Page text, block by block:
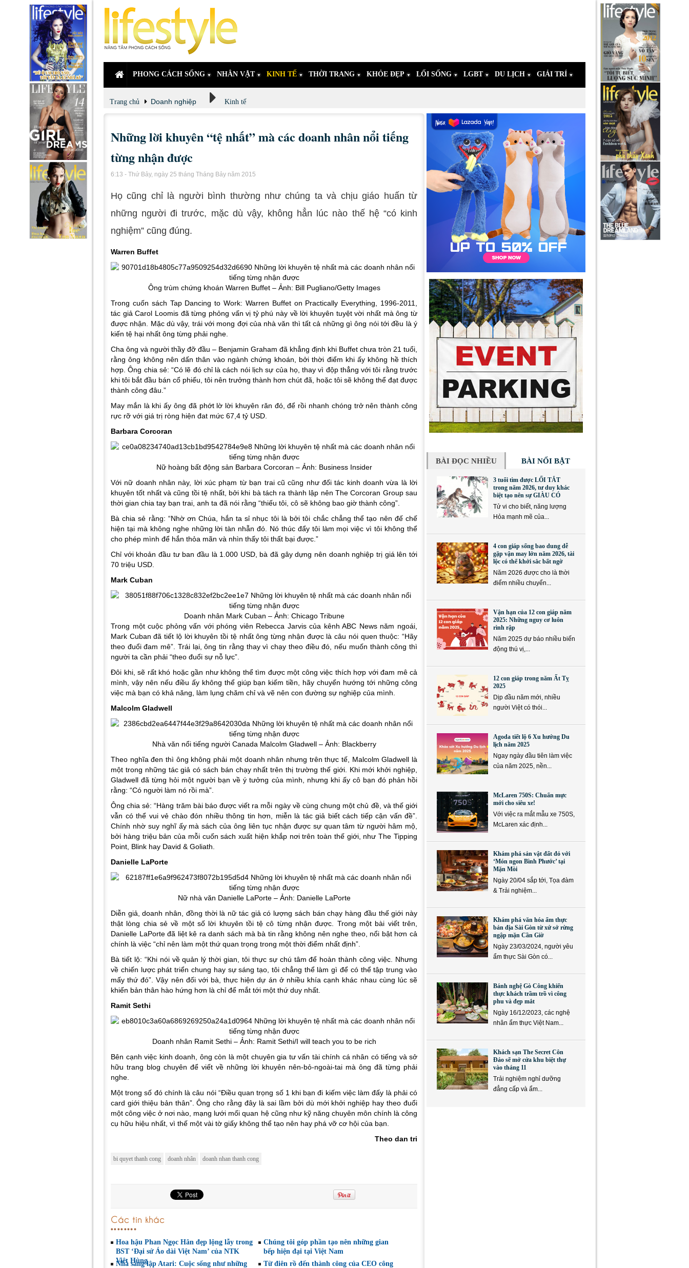
PHONG CÁCH SỐNG NHÂN VẬT KINH TẾ THỜI TRANG KHỎE ĐẸP LỐI SỐNG LGBT DU LỊCH GIẢI TRÍ
Trang chủ Doanh nghiệp Kinh tế
Những lời khuyên “tệ nhất” mà các doanh nhân nổi tiếng
từng nhận được
6:13 - Thứ Bảy, ngày 25 tháng Tháng Bảy năm 2015
Họ cũng chỉ là người bình thường như chúng ta và chịu giáo huấn từ
những người đi trước, mặc dù vậy, không hẳn lúc nào thế hệ “có kinh
nghiệm” cũng đúng.
Warren Buffet
Ông trùm chứng khoán Warren Buffet – Ảnh: Bill Pugliano/Getty Images
Trong cuốn sách Tap Dancing to Work: Warren Buffet on Practically Everything, 1996-2011,
tác giả Carol Loomis đã từng phỏng vấn vị tỷ phú này về lời khuyên tuyệt vời nhất mà ông từ
được nhận. Mặc dù vậy, trái với mong đợi của nhà văn thì tất cả những gì ông nói tới đều là ý
kiến tệ hại nhất ông từng phải nghe.
Cha ông và người thầy đỡ đầu – Benjamin Graham đã khẳng định khi Buffet chưa tròn 21 tuổi,
rằng ông không nên dấn thân vào ngành chứng khoán, bởi thời điểm khi ấy không hề thích
hợp. Ông chia sẻ: “Có lẽ đó chỉ là cách nói lịch sự của họ, thay vì độp thẳng với tôi rằng trước
khi tôi bắt đầu bán cổ phiếu, tôi nên trưởng thành hơn chút đã, hoặc tôi sẽ không thể đạt được
thành công đâu.”
May mắn là khi ấy ông đã phớt lờ lời khuyên răn đó, để rồi nhanh chóng trở nên thành công
rực rỡ với giá trị ròng hiện đat mức 67,4 tỷ USD.
Barbara Corcoran
Nữ hoàng bất động sản Barbara Corcoran – Ảnh: Business Insider
Với nữ doanh nhân này, lời xúc phạm từ bạn trai cũ cũng như đối tác kinh doanh vừa là lời
khuyên tốt nhất và cũng tồi tệ nhất, bởi khi bà tách ra thành lập nên The Corcoran Group sau
thời gian chia tay bạn trai, anh ta đã nói rằng “thiếu tôi, cô sẽ không bao giờ thành công”.
Bà chia sẻ rằng: “Nhờ ơn Chúa, hắn ta sỉ nhục tôi là bởi tôi chắc chẳng thể tạo nên đế chế
hiện tại mà không nghe những lời tàn nhẫn đó. Nó thúc đẩy tôi làm mọi việc vì tôi không thể
cho phép mình để hắn thỏa mãn và nhìn thấy tôi thất bại được.”
Chỉ với khoản đầu tư ban đầu là 1.000 USD, bà đã gây dựng nên doanh nghiệp trị giá lên tới
70 triệu USD.
Mark Cuban
Doanh nhân Mark Cuban – Ảnh: Chicago Tribune
Trong một cuộc phỏng vấn với phóng viên Rebecca Jarvis của kênh ABC News năm ngoái,
Mark Cuban đã tiết lộ lời khuyên tồi tệ nhất ông từng nhận được là câu nói quen thuộc: “Hãy
theo đuổi đam mê”. Trái lại, ông tin rằng thay vì chạy theo điều đó, nếu muốn thành công thì
người ta cần phải “theo đuổi sự nỗ lực”.
Đôi khi, sẽ rất khó hoặc gần như không thể tìm được một công việc thích hợp với đam mê cả
mình, vậy nên nếu điều ấy không thể giúp bạn kiếm tiền, hãy chuyển hướng tới những công
việc mà bạn có khả năng, làm lụng chăm chỉ và vẽ nên con đường sự nghiệp của mình.
Malcolm Gladwell
Nhà văn nổi tiếng người Canada Malcolm Gladwell – Ảnh: Blackberry
Theo nghĩa đen thì ông không phải một doanh nhân nhưng trên thực tế, Malcolm Gladwell là
một trong những tác giả có sách bán chạy nhất trên thị trường thế giới. Khi mới khởi nghiệp,
Gladwell đã từng hỏi một người bạn về ý tưởng của mình, nhưng khi ấy cô bạn đó phản hồi
rằng: “Có người làm nó rồi mà”.
Ông chia sẻ: “Hàng trăm bài báo được viết ra mỗi ngày về cùng chung một chủ đề, và thế giới
vẫn có thể vui vẻ chào đón nhiều thông tin hơn, miễn là tác giả biết cách tiếp cận vấn đề”.
Chính nhờ suy nghĩ ấy mà sách của ông liên tục nhận được sự quan tâm từ người hâm mộ,
bởi hàng triệu bản của mỗi cuốn sách xuất hiện khắp nơi trên toàn thế giới, như The Tipping
Point, Blink hay David & Goliath.
Danielle LaPorte
Nữ nhà văn Danielle LaPorte – Ảnh: Danielle LaPorte
Diễn giả, doanh nhân, đồng thời là nữ tác giả có lượng sách bán chạy hàng đầu thế giới này
thật lòng chia sẻ về một số lời khuyên tồi tệ cô từng nhận được. Trong một bài viết trên,
Danielle LaPorte đã liệt kê ra danh sách mà bà tin rằng không nên nghe theo, nổi bật hơn cả
chính là việc “chỉ nên làm một thứ quan trọng trong một thời điểm nhất định”.
Bà tiết lộ: “Khi nói về quản lý thời gian, tôi thực sự chú tâm để hoàn thành công việc. Nhưng
về chiến lược phát triển chung hay sự sáng tạo, tôi chẳng thể làm gì để có thể tập trung vào
mấy thứ đó”. Vậy nên đối với bà, thực hiện dự án ở nhiều khía cạnh khác nhau cùng lúc sẽ
khiến bản thân hào hứng hơn là chỉ để mắt tới một thứ duy nhất.
Ramit Sethi
Doanh nhân Ramit Sethi – Ảnh: Ramit Sethi/I will teach you to be rich
Bên cạnh việc kinh doanh, ông còn là một chuyên gia tư vấn tài chính cá nhân có tiếng và sở
hữu trang blog chuyên để viết về những lời khuyên nên-bỏ-ngoài-tai mà ông đã từng phải
nghe.
Một trong số đó chính là câu nói “Điều quan trọng số 1 khi bạn đi kiếm việc làm đấy là phải có
card giới thiệu bản thân”. Ông cho rằng đây là sai lầm bởi dù mới khởi nghiệp hay theo đuổi
một công việc ở nơi nào, mạng lưới mối quan hệ cũng như kỹ năng chuyên môn chính là công
cụ hữu hiệu nhất, vì thế một vài tờ giấy không thể tạo nên hay phá vỡ cơ hội của bạn.
Theo dan tri
bi quyet thanh cong doanh nhân doanh nhan thanh cong
Các tin khác
Hoa hậu Phan Ngọc Hân đẹp lộng lẫy trong
BST ‘Đại sứ Áo dài Việt Nam’ của NTK
Việt Hùng
Chúng tôi góp phần tạo nên những gian
bếp hiện đại tại Việt Nam
Nhà sáng lập Atari: Cuộc sống như những
Từ điên rồ đến thành công của CEO công
BÀI ĐỌC NHIỀU BÀI NỔI BẬT
3 tuổi tìm được LỐI TẮT
trong năm 2026, tư duy khác
biệt tạo nên sự GIÀU CÓ
Tử vi cho biết, năng lượng
Hỏa mạnh mẽ của...
4 con giáp sống bao dung dễ
gặp vận may lớn năm 2026, tài
lộc có thể khởi sắc bất ngờ
Năm 2026 được cho là thời
điểm nhiều chuyển...
Vận hạn của 12 con giáp năm
2025: Những nguy cơ luôn
rình rập
Năm 2025 dự báo nhiều biến
động thú vị,...
12 con giáp trong năm Ất Tỵ
2025
Dịp đầu năm mới, nhiều
người Việt có thói...
Agoda tiết lộ 6 Xu hướng Du
lịch năm 2025
Ngay ngày đầu tiên làm việc
của năm 2025, nền...
McLaren 750S: Chuẩn mực
mới cho siêu xe!
Với việc ra mắt mẫu xe 750S,
McLaren xác định...
Khám phá sản vật đất đỏ với
‘Món ngon Bình Phước’ tại
Mặn Mòi
Ngày 20/04 sắp tới, Tọa đàm
& Trải nghiệm...
Khám phá văn hóa ẩm thực
bản địa Sài Gòn từ xứ sở rừng
ngập mặn Cần Giờ
Ngày 23/03/2024, người yêu
ẩm thực Sài Gòn có...
Bánh nghệ Gò Công khiến
thực khách trầm trồ vì công
phu và đẹp mắt
Ngày 16/12/2023, các nghệ
nhân ẩm thực Việt Nam...
Khách sạn The Secret Côn
Đảo sẽ mở cửa khu biệt thự
vào tháng 11
Trải nghiệm nghỉ dưỡng
đẳng cấp và ẩm...